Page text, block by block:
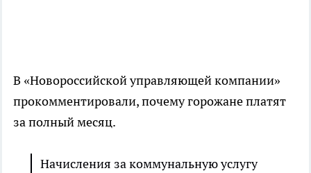
В «Новороссийской управляющей компании»
прокомментировали, почему горожане платят
за полный месяц.
Начисления за коммунальную услугу